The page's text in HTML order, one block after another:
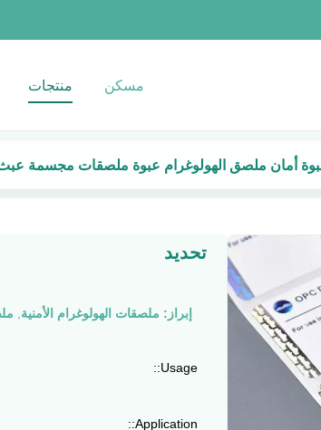
مسكن منتجات
أمان ملصق الهولوغرام عبوة ملصقات مجسمة عبث
تحديد
إبراز: ملصقات الهولوغرام الأمنية
Usage::
Application::